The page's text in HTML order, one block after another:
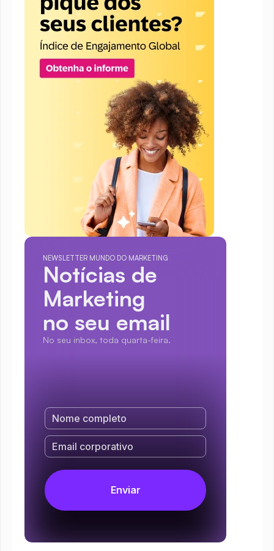
NEWSLETTER MUNDO DO MARKETING
Notícias de
Marketing
no seu email
No seu inbox, toda quarta-feira.